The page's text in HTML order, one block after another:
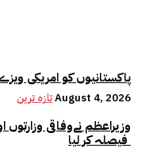
پاکستانیوں کو امریکی
تازہ ترینAugust 4, 2026
وزیراعظم نےوفاقی وزارتوں